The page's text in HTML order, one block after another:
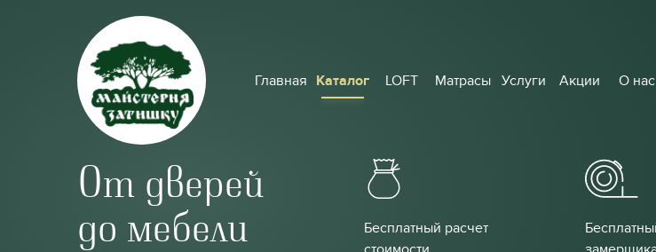
Главная Каталог LOFT Матрасы Услуги Акции О нас
От дверей
до мебели
Бесплатный расчет